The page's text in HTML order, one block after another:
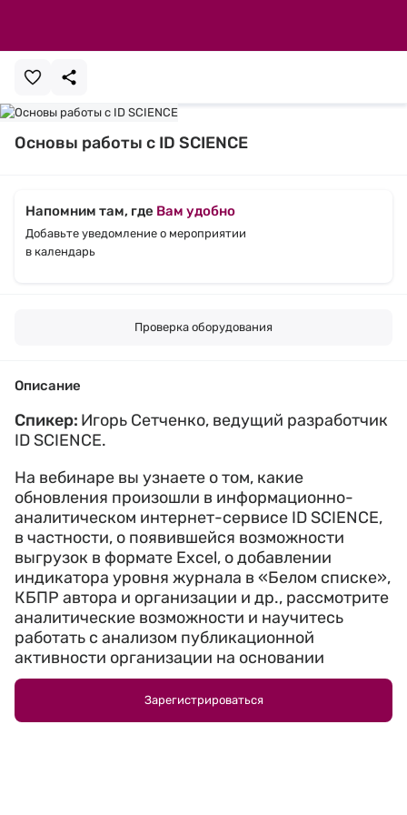
Основы работы с ID SCIENCE
Напомним там, где Вам удобно
Добавьте уведомление о мероприятии
в календарь
Проверка оборудования
Описание
Спикер: Игорь Сетченко, ведущий разработчик
ID SCIENCE.
На вебинаре вы узнаете о том, какие
обновления произошли в информационно-
аналитическом интернет-сервисе ID SCIENCE,
в частности, о появившейся возможности
выгрузок в формате Excel, о добавлении
индикатора уровня журнала в «Белом списке»,
КБПР автора и организации и др., рассмотрите
аналитические возможности и научитесь
работать с анализом публикационной
активности организации на основании
выгрузок, а также узнаете о ближайших
Зарегистрироваться